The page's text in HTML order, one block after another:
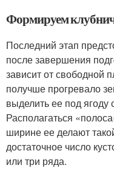
Формируем
Последний этап
после завершения
зависит от свободной
получше прогревало
выделить ее под
Располагаться
ширине ее делают
достаточное число
или три ряда.